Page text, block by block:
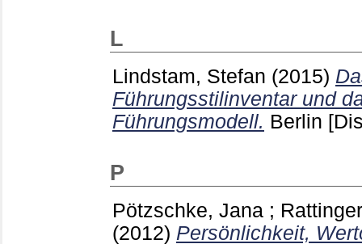
L
Lindstam, Stefan (2015)
Führungsstilinventar und
Führungsmodell. Berlin
P
Pötzschke, Jana ;
(2012) Persönlichkeit,